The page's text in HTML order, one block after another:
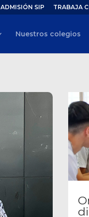
ADMISIÓN SIP TRABAJA
Nuestros colegios